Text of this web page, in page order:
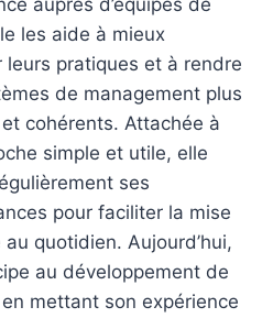
les aide à mieux
leurs pratiques et à rendre
de management plus
cohérents. Attachée à
simple et utile, elle
ses
pour faciliter la mise
quotidien. Aujourd’hui,
au développement de
mettant son expérience